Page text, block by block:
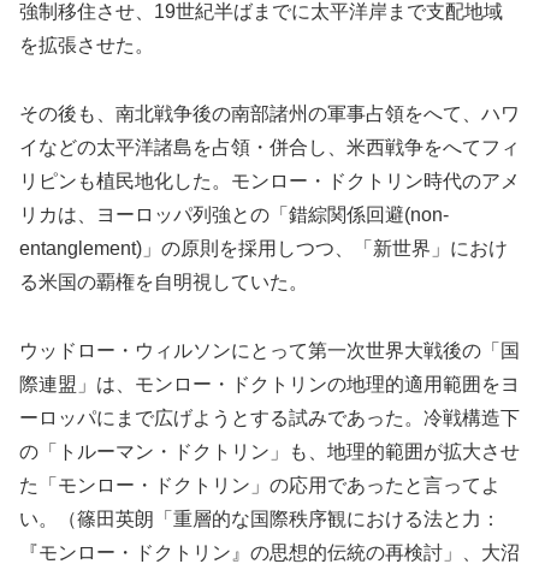
強制移住させ、19世紀半ばまでに太平洋岸まで支配地域
を拡張させた。
その後も、南北戦争後の南部諸州の軍事占領をへて、ハワ
イなどの太平洋諸島を占領・併合し、米西戦争をへてフィ
リピンも植民地化した。モンロー・ドクトリン時代のアメ
リカは、ヨーロッパ列強との「錯綜関係回避(non-
entanglement)」の原則を採用しつつ、「新世界」におけ
る米国の覇権を自明視していた。
ウッドロー・ウィルソンにとって第一次世界大戦後の「国
際連盟」は、モンロー・ドクトリンの地理的適用範囲をヨ
ーロッパにまで広げようとする試みであった。冷戦構造下
の「トルーマン・ドクトリン」も、地理的範囲が拡大させ
た「モンロー・ドクトリン」の応用であったと言ってよ
い。（篠田英朗「重層的な国際秩序観における法と力：
『モンロー・ドクトリン』の思想的伝統の再検討」、大沼